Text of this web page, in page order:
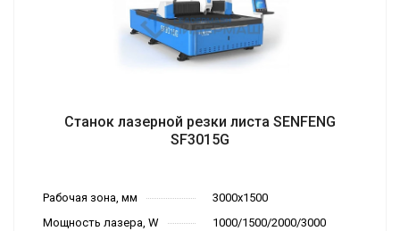
Станок лазерной резки листа SENFENG
SF3015G
Рабочая зона, мм
3000х1500
Мощность лазера, W
1000/1500/2000/3000